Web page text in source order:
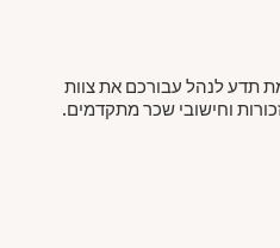
תדע לנהל עבורכם את צוות
וחישובי שכר מתקדמים.